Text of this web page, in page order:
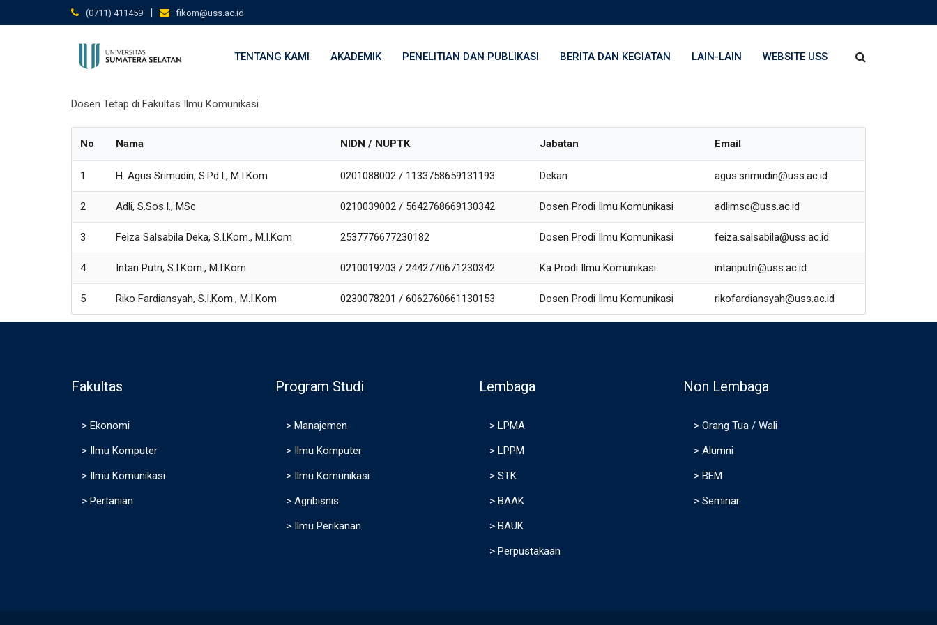
to
(0711) 411459 | fikom@uss.ac.id
TENTANG KAMI AKADEMIK PENELITIAN DAN PUBLIKASI BERITA DAN KEGIATAN LAIN-LAIN WEBSITE USS
Dosen Tetap di Fakultas Ilmu Komunikasi
No Nama NIDN / NUPTK Jabatan Email
1 H. Agus Srimudin, S.Pd.I., M.I.Kom 0201088002 / 1133758659131193 Dekan agus.srimudin@uss.ac.id
2 Adli, S.Sos.I., MSc 0210039002 / 5642768669130342 Dosen Prodi Ilmu Komunikasi adlimsc@uss.ac.id
3 Feiza Salsabila Deka, S.I.Kom., M.I.Kom 2537776677230182 Dosen Prodi Ilmu Komunikasi feiza.salsabila@uss.ac.id
4 Intan Putri, S.I.Kom., M.I.Kom 0210019203 / 2442770671230342 Ka Prodi Ilmu Komunikasi intanputri@uss.ac.id
5 Riko Fardiansyah, S.I.Kom., M.I.Kom 0230078201 / 6062760661130153 Dosen Prodi Ilmu Komunikasi rikofardiansyah@uss.ac.id
Fakultas
> Ekonomi
> Ilmu Komputer
> Ilmu Komunikasi
> Pertanian
Program Studi
> Manajemen
> Ilmu Komputer
> Ilmu Komunikasi
> Agribisnis
> Ilmu Perikanan
Lembaga
> LPMA
> LPPM
> STK
> BAAK
> BAUK
> Perpustakaan
Non Lembaga
> Orang Tua / Wali
> Alumni
> BEM
> Seminar